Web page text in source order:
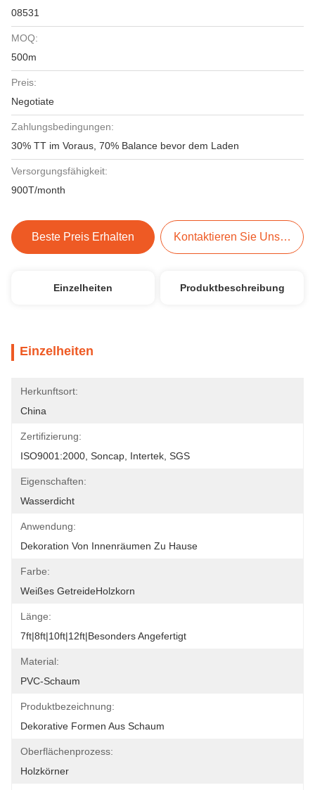
08531
MOQ:
500m
Preis:
Negotiate
Zahlungsbedingungen:
30% TT im Voraus, 70% Balance bevor dem Laden
Versorgungsfähigkeit:
900T/month
Beste Preis Erhalten Kontaktieren Sie Uns Jetzt
Einzelheiten Produktbeschreibung
Einzelheiten
Herkunftsort:
China
Zertifizierung:
ISO9001:2000, Soncap, Intertek, SGS
Eigenschaften:
Wasserdicht
Anwendung:
Dekoration Von Innenräumen Zu Hause
Farbe:
Weißes GetreideHolzkorn
Länge:
7ft|8ft|10ft|12ft|Besonders Angefertigt
Material:
PVC-Schaum
Produktbezeichnung:
Dekorative Formen Aus Schaum
Oberflächenprozess:
Holzkörner